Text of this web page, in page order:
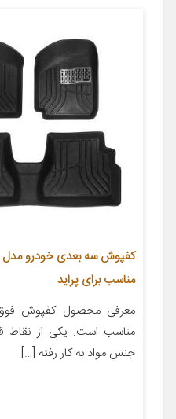
کفپوش سه بعدی خودرو مدل
مناسب برای پراید
مناسب است. یکی از نقاط
جنس مواد به کار رفته […]